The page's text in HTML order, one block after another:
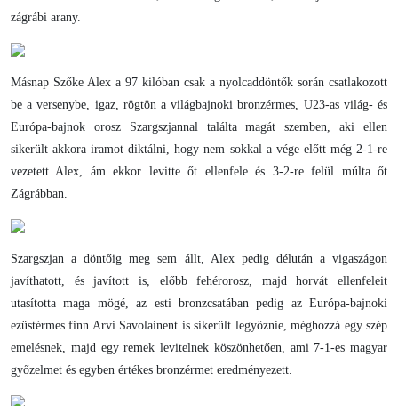
zágrábi arany.
Másnap Szőke Alex a 97 kilóban csak a nyolcaddöntők során csatlakozott
be a versenybe, igaz, rögtön a világbajnoki bronzérmes, U23-as világ- és
Európa-bajnok orosz Szargszjannal találta magát szemben, aki ellen
sikerült akkora iramot diktálni, hogy nem sokkal a vége előtt még 2-1-re
vezetett Alex, ám ekkor levitte őt ellenfele és 3-2-re felül múlta őt
Zágrábban.
Szargszjan a döntőig meg sem állt, Alex pedig délután a vigaszágon
javíthatott, és javított is, előbb fehérorosz, majd horvát ellenfeleit
utasította maga mögé, az esti bronzcsatában pedig az Európa-bajnoki
ezüstérmes finn Arvi Savolainent is sikerült legyőznie, méghozzá egy szép
emelésnek, majd egy remek levitelnek köszönhetően, ami 7-1-es magyar
győzelmet és egyben értékes bronzérmet eredményezett.